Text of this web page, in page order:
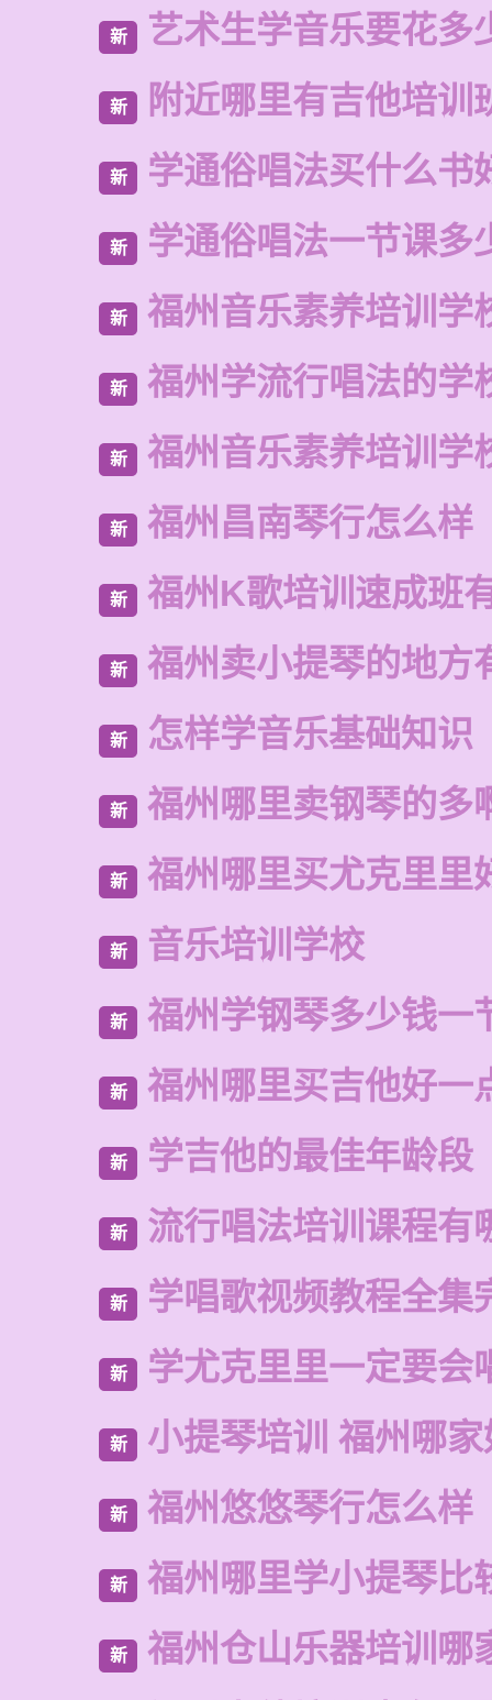
新 艺术生学音乐要花多
新 附近哪里有吉他培训
新 学通俗唱法买什么书
新 学通俗唱法一节课多
新 福州音乐素养培训学
新 福州学流行唱法的学
新 福州音乐素养培训学
新 福州昌南琴行怎么样
新 福州K歌培训速成班
新 福州卖小提琴的地方
新 怎样学音乐基础知识
新 福州哪里卖钢琴的多
新 福州哪里买尤克里里
新 音乐培训学校
新 福州学钢琴多少钱一
新 福州哪里买吉他好一
新 学吉他的最佳年龄段
新 流行唱法培训课程有
新 学唱歌视频教程全集
新 学尤克里里一定要会
新 小提琴培训 福州哪
新 福州悠悠琴行怎么样
新 福州哪里学小提琴比
新 福州仓山乐器培训哪